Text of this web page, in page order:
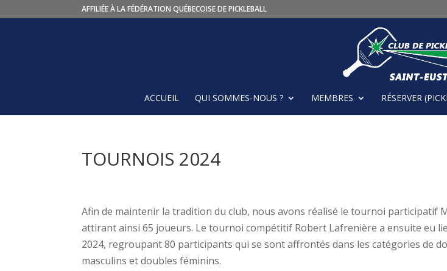
AFFILIÉE À LA FÉDÉRATION QUÉBECOISE DE PICKLEBALL
ACCUEIL QUI SOMMES-NOUS ? MEMBRES RÉSERVER
TOURNOIS 2024
Afin de maintenir la tradition du club, nous avons réalisé le tournoi participatif
attirant ainsi 65 joueurs. Le tournoi compétitif Robert Lafrenière a ensuite eu
2024, regroupant 80 participants qui se sont affrontés dans les catégories de
masculins et doubles féminins.